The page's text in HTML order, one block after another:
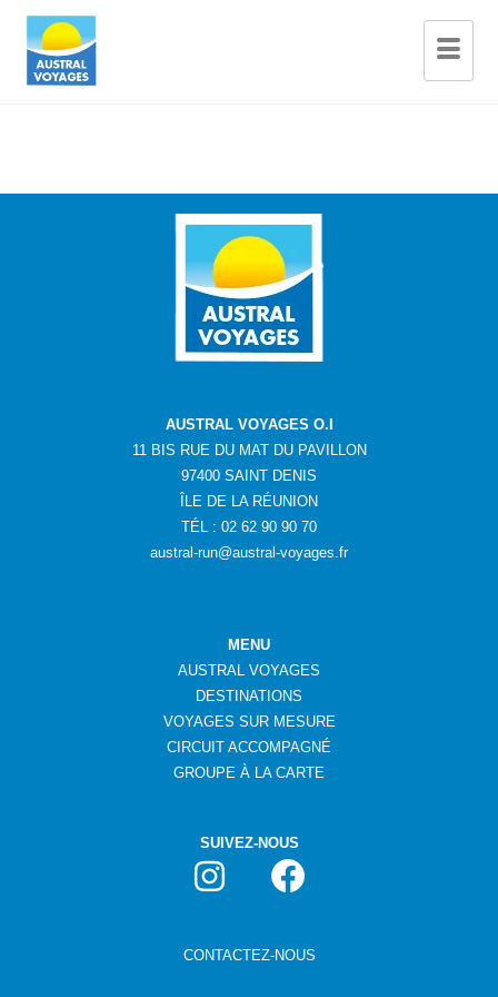
AUSTRAL VOYAGES O.I
11 BIS RUE DU MAT DU PAVILLON
97400 SAINT DENIS
ÎLE DE LA RÉUNION
TÉL : 02 62 90 90 70
austral-run@austral-voyages.fr
MENU
AUSTRAL VOYAGES
DESTINATIONS
VOYAGES SUR MESURE
CIRCUIT ACCOMPAGNÉ
GROUPE À LA CARTE
SUIVEZ-NOUS
CONTACTEZ-NOUS